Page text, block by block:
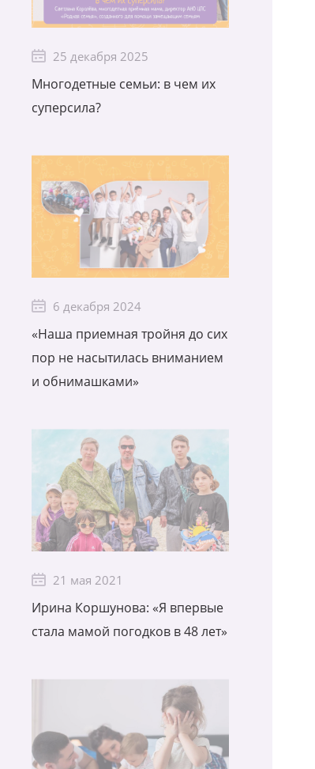
25 декабря 2025
Многодетные семьи: в чем их
суперсила?
6 декабря 2024
«Наша приемная тройня до сих
пор не насытилась вниманием
и обнимашками»
21 мая 2021
Ирина Коршунова: «Я впервые
стала мамой погодков в 48 лет»